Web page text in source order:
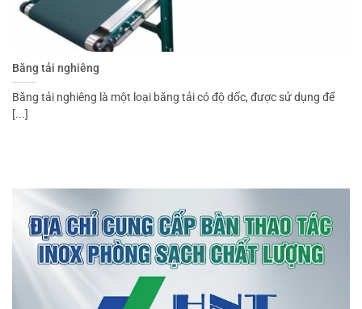
Băng tải nghiêng
Băng tải nghiêng là một loại băng tải có độ dốc, được sử dụng để
[...]